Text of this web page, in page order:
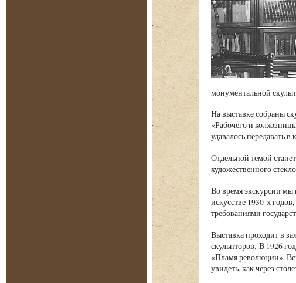
монументальной
На выставке собраны
«Рабочего и
удавалось передавать
Отдельной темой
художественного
Во время экскурсии мы
искусстве 1930-х
требованиями
Выставка проходит в
скульпторов. В 1926
«Пламя революции».
увидеть, как через